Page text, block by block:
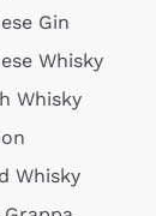
Gin
Whisky
Whisky
Whisky